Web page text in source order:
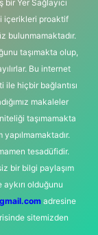
Yer Sağlayıcı
içerikleri proaktif
bulunmamaktadır.
taşımakta olup,
Bu internet
ile hiçbir bağlantısı
makaleler
taşımamakta
tesadüfidir.
bir bilgi paylaşım
olduğunu
adresine
sitemizden